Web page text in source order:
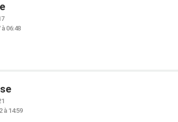
à 06:48
à 14:59